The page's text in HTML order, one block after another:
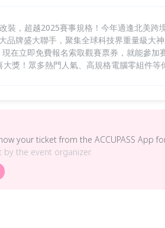
裝，超越2025賽事規格！今年適逢北美跨
品牌盛大聯手，聚集全球科技界重量級大
在立即免費報名索取觀賽票券，就能參加
獎！眾多熱門人氣、高規格電腦零組件等
your ticket from the ACCUPASS App
by the event organizer.